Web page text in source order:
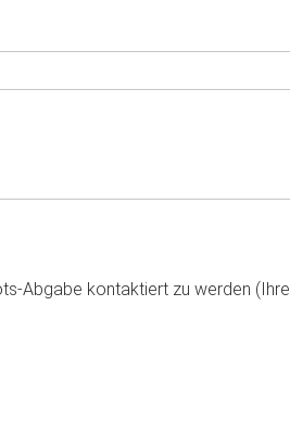
Abgabe kontaktiert zu werden (Ihre